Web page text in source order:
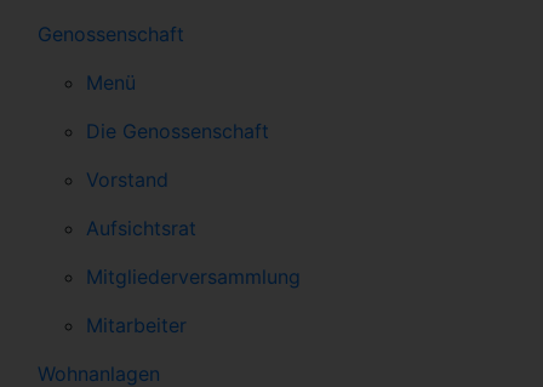
Genossenschaft
Menü
Die Genossenschaft
Vorstand
Aufsichtsrat
Mitgliederversammlung
Mitarbeiter
Wohnanlagen